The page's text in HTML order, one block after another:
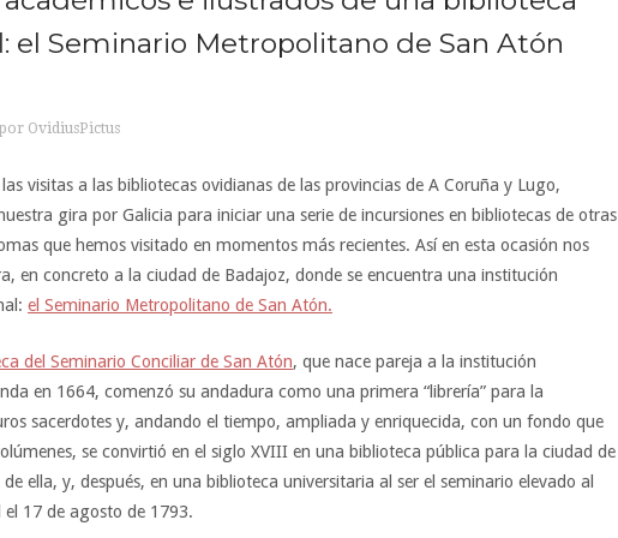
el Seminario Metropolitano de San Atón
por OvidiusPictus
visitas a las bibliotecas ovidianas de las provincias de A Coruña y Lugo,
gira por Galicia para iniciar una serie de incursiones en bibliotecas de otras
que hemos visitado en momentos más recientes. Así en esta ocasión nos
en concreto a la ciudad de Badajoz, donde se encuentra una institución
el Seminario Metropolitano de San Atón.
del Seminario Conciliar de San Atón, que nace pareja a la institución
en 1664, comenzó su andadura como una primera “librería” para la
sacerdotes y, andando el tiempo, ampliada y enriquecida, con un fondo que
se convirtió en el siglo XVIII en una biblioteca pública para la ciudad de
ella, y, después, en una biblioteca universitaria al ser el seminario elevado al
17 de agosto de 1793.